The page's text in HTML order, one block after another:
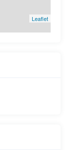
Leaflet